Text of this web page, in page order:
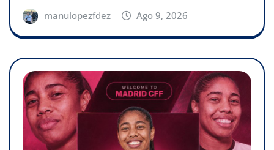
manulopezfdez Ago 9, 2026